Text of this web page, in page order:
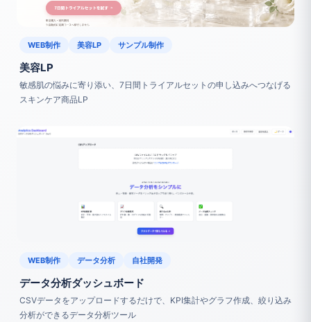
WEB制作 美容LP サンプル制作
美容LP
敏感肌の悩みに寄り添い、7日間トライアルセットの申し込みへつなげる
スキンケア商品LP
WEB制作 データ分析 自社開発
データ分析ダッシュボード
CSVデータをアップロードするだけで、KPI集計やグラフ作成、絞り込み
分析ができるデータ分析ツール